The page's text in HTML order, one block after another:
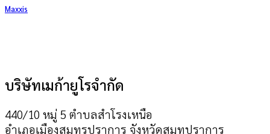
Maxxis
บริษัทเมก้ายูโรจำกัด
440/10 หมู่ 5 ตำบลสำโรงเหนือ
อำเภอเมืองสมุทรปราการ จังหวัดสมุทปราการ